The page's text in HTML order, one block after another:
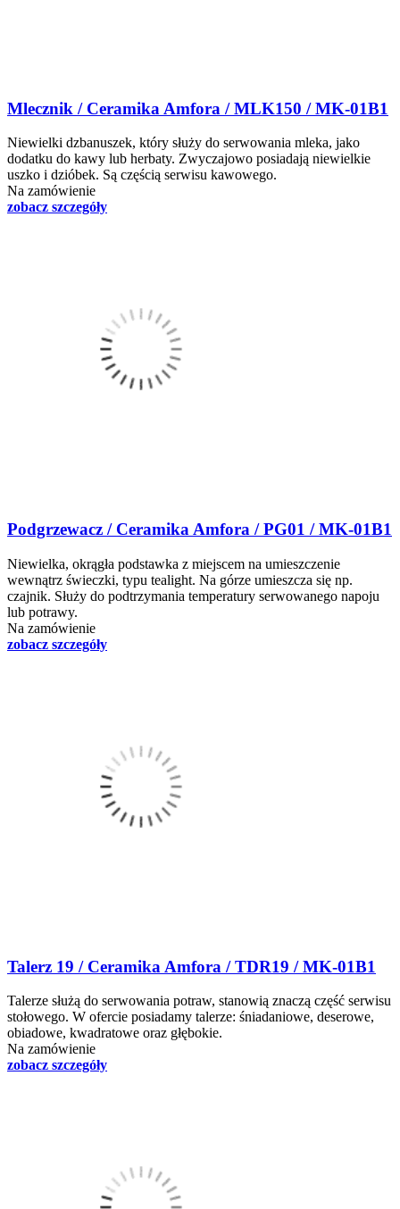
Mlecznik / Ceramika Amfora / MLK150 / MK-01B1
Niewielki dzbanuszek, który służy do serwowania mleka, jako
dodatku do kawy lub herbaty. Zwyczajowo posiadają niewielkie
uszko i dzióbek. Są częścią serwisu kawowego.
Na zamówienie
zobacz szczegóły
Podgrzewacz / Ceramika Amfora / PG01 / MK-01B1
Niewielka, okrągła podstawka z miejscem na umieszczenie
wewnątrz świeczki, typu tealight. Na górze umieszcza się np.
czajnik. Służy do podtrzymania temperatury serwowanego napoju
lub potrawy.
Na zamówienie
zobacz szczegóły
Talerz 19 / Ceramika Amfora / TDR19 / MK-01B1
Talerze służą do serwowania potraw, stanowią znaczą część serwisu
stołowego. W ofercie posiadamy talerze: śniadaniowe, deserowe,
obiadowe, kwadratowe oraz głębokie.
Na zamówienie
zobacz szczegóły